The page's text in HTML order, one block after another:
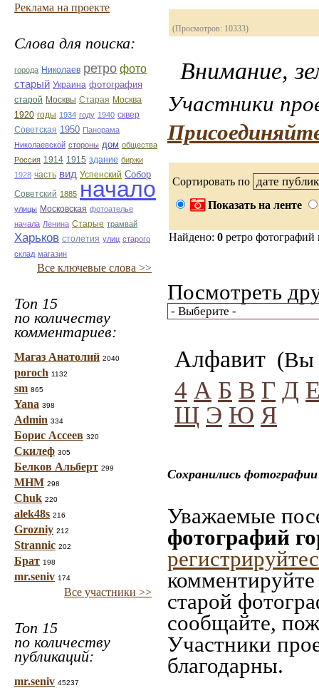
Реклама на проекте
Слова для поиска:
города Николаев ретро фото
старый Украина фотография
старой Москвы Старая Москва
1920 годы 1934 году 1940 сквер
Советская 1950 Панорама
Николаевской стороны дом общества
Россия 1914 1915 здание биржи
1928 часть вид Успенский Собор
Советский 1885 начало
улицы Московская фотоателье
начала Ленина Старые трамвай
Харьков столетия улиц старого
склад магазин
Все ключевые слова >>
Топ 15
по количеству
комментариев:
Магаз Анатолий 2040
poroch 1132
sm 865
Yana 398
Admin 334
Борис Ассеев 320
Скилеф 305
Белков Альберт 299
МНМ 298
Chuk 220
alek48s 216
Grozniy 212
Strannic 202
Брат 198
mr.seniv 174
Все участники >>
Топ 15
по количеству
публикаций:
mr.seniv 45237
(Просмотров: 10333)
Внимание,
Участники
Сортировать по
Показать на ленте
Найдено: 0 ретро
Посмотреть
Алфавит (Вы
4 А Б В Г Д
Щ Э Ю Я
Сохранились
Уважаемые
фотографий
старой
сообщайте,
Участники
благодарны.